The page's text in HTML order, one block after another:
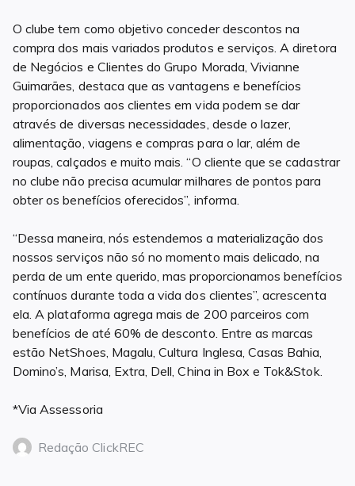
O clube tem como objetivo conceder descontos na
compra dos mais variados produtos e serviços. A diretora
de Negócios e Clientes do Grupo Morada, Vivianne
Guimarães, destaca que as vantagens e benefícios
proporcionados aos clientes em vida podem se dar
através de diversas necessidades, desde o lazer,
alimentação, viagens e compras para o lar, além de
roupas, calçados e muito mais. “O cliente que se cadastrar
no clube não precisa acumular milhares de pontos para
obter os benefícios oferecidos”, informa.
“Dessa maneira, nós estendemos a materialização dos
nossos serviços não só no momento mais delicado, na
perda de um ente querido, mas proporcionamos benefícios
contínuos durante toda a vida dos clientes”, acrescenta
ela. A plataforma agrega mais de 200 parceiros com
benefícios de até 60% de desconto. Entre as marcas
estão NetShoes, Magalu, Cultura Inglesa, Casas Bahia,
Domino’s, Marisa, Extra, Dell, China in Box e Tok&Stok.
*Via Assessoria
Redação ClickREC